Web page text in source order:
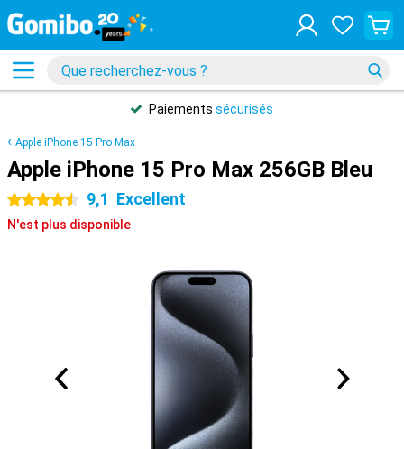
Paiements sécurisés
Apple iPhone 15 Pro Max
Apple iPhone 15 Pro Max 256GB Bleu
4.5 étoiles 9,1 Excellent
N'est plus disponible